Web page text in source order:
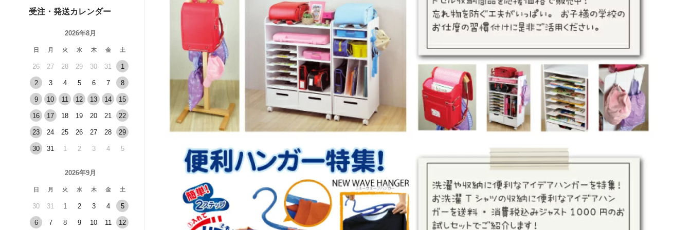
受注・発送カレンダー
2026年8月
日 月 火 水 木 金 土
26 27 28 29 30 31 1
2 3 4 5 6 7 8
9 10 11 12 13 14 15
16 17 18 19 20 21 22
23 24 25 26 27 28 29
30 31 1 2 3 4 5
2026年9月
日 月 火 水 木 金 土
30 31 1 2 3 4 5
6 7 8 9 10 11 12